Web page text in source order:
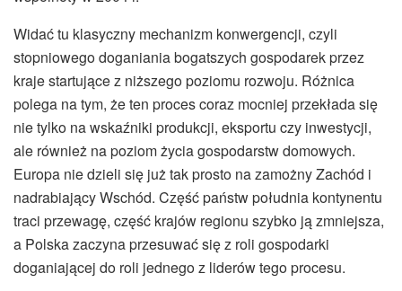
Widać tu klasyczny mechanizm konwergencji, czyli
stopniowego doganiania bogatszych gospodarek przez
kraje startujące z niższego poziomu rozwoju. Różnica
polega na tym, że ten proces coraz mocniej przekłada się
nie tylko na wskaźniki produkcji, eksportu czy inwestycji,
ale również na poziom życia gospodarstw domowych.
Europa nie dzieli się już tak prosto na zamożny Zachód i
nadrabiający Wschód. Część państw południa kontynentu
traci przewagę, część krajów regionu szybko ją zmniejsza,
a Polska zaczyna przesuwać się z roli gospodarki
doganiającej do roli jednego z liderów tego procesu.